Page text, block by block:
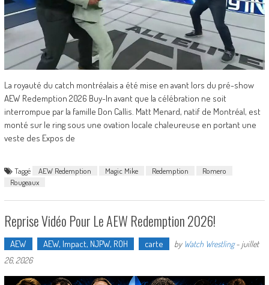
La royauté du catch montréalais a été mise en avant lors du pré-show
AEW Redemption 2026 Buy-In avant que la célébration ne soit
interrompue par la famille Don Callis. Matt Menard, natif de Montréal, est
monté sur le ring sous une ovation locale chaleureuse en portant une
veste des Expos de
Taggé AEW Redemption Magic Mike Redemption
Romero
Rougeaux
Reprise Vidéo Pour Le AEW Redemption 2026!
AEW AEW, Impact, NJPW, ROH carte by Watch Wrestling- juillet
26, 2026